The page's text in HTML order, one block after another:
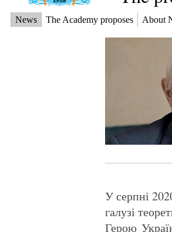
News The Academy proposes About
У серпні
галузі
Герою